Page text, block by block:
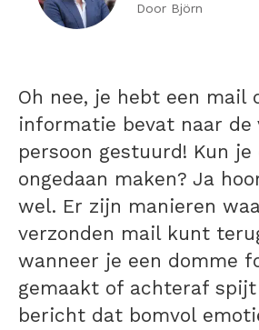
Door Björn
Oh nee, je hebt een mail
informatie bevat naar de
persoon gestuurd! Kun
ongedaan maken? Ja
wel. Er zijn manieren
verzonden mail kunt
wanneer je een domme
gemaakt of achteraf spijt
bericht dat bomvol